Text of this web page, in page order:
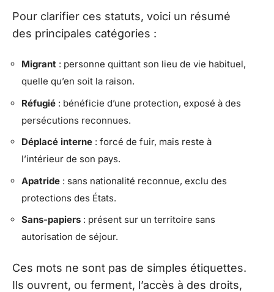
Pour clarifier ces statuts, voici un résumé
des principales catégories :
Migrant : personne quittant son lieu de vie habituel,
quelle qu’en soit la raison.
Réfugié : bénéficie d’une protection, exposé à des
persécutions reconnues.
Déplacé interne : forcé de fuir, mais reste à
l’intérieur de son pays.
Apatride : sans nationalité reconnue, exclu des
protections des États.
Sans-papiers : présent sur un territoire sans
autorisation de séjour.
Ces mots ne sont pas de simples étiquettes.
Ils ouvrent, ou ferment, l’accès à des droits,